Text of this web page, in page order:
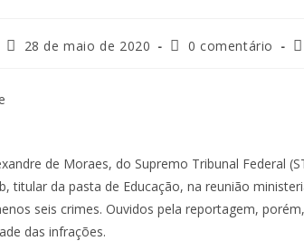
28 de maio de 2020 0 comentário
de Moraes, do Supremo Tribunal Federal
titular da pasta de Educação, na reunião
seis crimes. Ouvidos pela reportagem,
das infrações.